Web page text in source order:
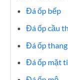
Đá ốp bếp
Đá ốp cầu
Đá ốp
Đá ốp mặt